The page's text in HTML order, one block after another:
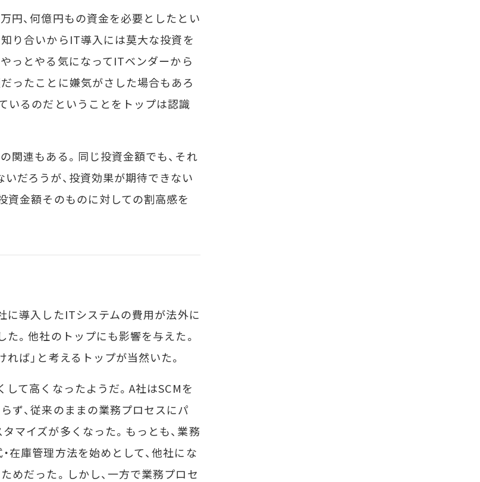
円、何億円もの資金を必要としたとい
り合いからIT導入には莫大な投資を
っとやる気になってITベンダーから
ったことに嫌気がさした場合もあろ
いるのだということをトップは認識
関連もある。同じ投資金額でも、それ
だろうが、投資効果が期待できない
資金額そのものに対しての割高感を
に導入したITシステムの費用が法外に
た。他社のトップにも影響を与えた。
ば」と考えるトップが当然いた。
て高くなったようだ。A社はSCMを
ず、従来のままの業務プロセスにパ
マイズが多くなった。もっとも、業務
在庫管理方法を始めとして、他社にな
めだった。しかし、一方で業務プロセ